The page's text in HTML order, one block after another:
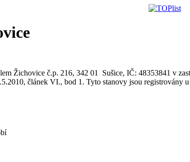
Žichovice č.p. 216, 342 01 Sušice, IČ: 48353841 v
článek VI., bod 1. Tyto stanovy jsou